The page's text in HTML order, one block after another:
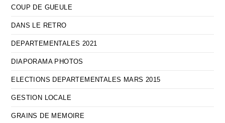
COUP DE GUEULE
DANS LE RETRO
DEPARTEMENTALES 2021
DIAPORAMA PHOTOS
ELECTIONS DEPARTEMENTALES MARS 2015
GESTION LOCALE
GRAINS DE MEMOIRE